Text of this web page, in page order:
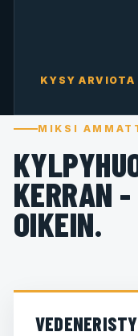
KYSY ARVIOTA
MIKSI
KERRAN
OIKEIN.